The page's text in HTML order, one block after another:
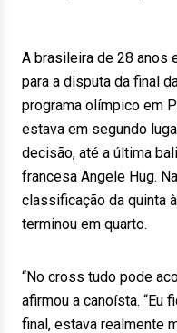
A brasileira de 28 anos
para a disputa da final
programa olímpico em
estava em segundo
decisão, até a última
francesa Angele Hug.
classificação da quinta
terminou em quarto.
“No cross tudo pode
afirmou a canoísta. “Eu
final, estava realmente